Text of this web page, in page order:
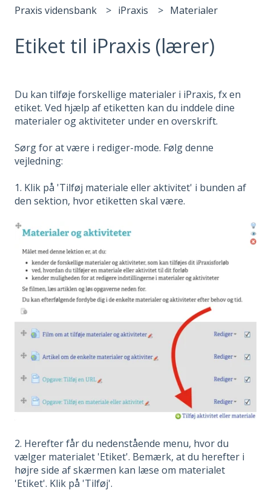
Praxis vidensbank iPraxis Materialer
Etiket til iPraxis (lærer)
Du kan tilføje forskellige materialer i iPraxis, fx en
etiket. Ved hjælp af etiketten kan du inddele dine
materialer og aktiviteter under en overskrift.
Sørg for at være i rediger-mode. Følg denne
vejledning:
1. Klik på 'Tilføj materiale eller aktivitet' i bunden af
den sektion, hvor etiketten skal være.
2. Herefter får du nedenstående menu, hvor du
vælger materialet 'Etiket'. Bemærk, at du herefter i
højre side af skærmen kan læse om materialet
'Etiket'. Klik på 'Tilføj'.